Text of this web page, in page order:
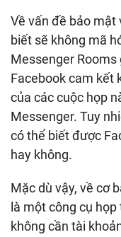
Về vấn đề bảo mật
biết sẽ không mã
Messenger
Facebook cam kết
của các cuộc họp
Messenger. Tuy
có thể biết được
hay không.
Mặc dù vậy, về cơ
là một công cụ
không cần tài